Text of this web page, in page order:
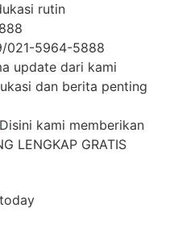
rutin
021-5964-5888
update dari kami
dan berita penting
Disini kami memberikan
LENGKAP GRATIS